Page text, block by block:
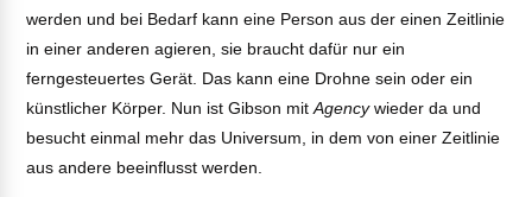
werden und bei Bedarf kann eine Person aus der einen Zeitlinie
in einer anderen agieren, sie braucht dafür nur ein
ferngesteuertes Gerät. Das kann eine Drohne sein oder ein
künstlicher Körper. Nun ist Gibson mitAgencywieder da und
besucht einmal mehr das Universum, in dem von einer Zeitlinie
aus andere beeinflusst werden.